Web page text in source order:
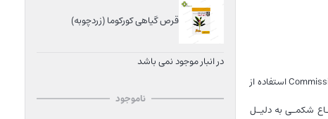
قرص گیاهی کورکوما (زردچوبه) گیاه زردچوبه با نام علمی Curcuma longa یک گیاه شناخته شده با خواص محافظ کبدی، آنتی اکسیدان و ضد التهاب می باشد. Commission E استفاده از
شکمـی به دلیـل
قرص گیاهی کورکوما (زردچوبه)
در انبار موجود نمی باشد
ناموجود